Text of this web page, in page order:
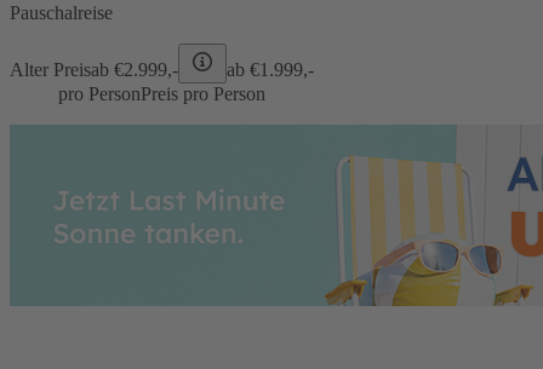
Pauschalreise
Alter Preisab €2.999,- ab €1.999,-
pro PersonPreis pro Person